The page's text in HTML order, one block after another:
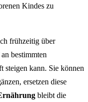
Kindes zu
frühzeitig über
bestimmten
steigen kann. Sie können
ersetzen diese
bleibt die